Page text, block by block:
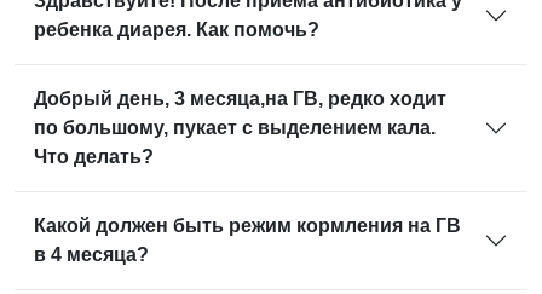
«Я родился! И началось…»
Сердечная забота
Переболеть или вакцинироваться: в
чем разница для организма?
Подгузники: все плюсы и минусы –
честный разбор для родителей
ребенка диарея. Как помочь?
Добрый день, 3 месяца,на ГВ, редко ходит
по большому, пукает с выделением кала.
Что делать?
Какой должен быть режим кормления на ГВ
в 4 месяца?